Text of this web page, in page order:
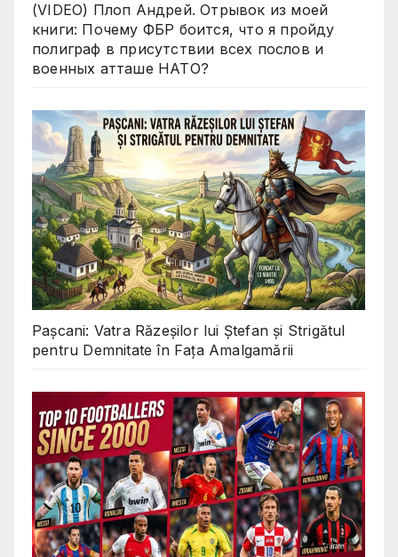
(VIDEO) Плоп Андрей. Отрывок из моей
книги: Почему ФБР боится, что я пройду
полиграф в присутствии всех послов и
военных атташе НАТО?
Pașcani: Vatra Răzeșilor lui Ștefan și Strigătul
pentru Demnitate în Fața Amalgamării